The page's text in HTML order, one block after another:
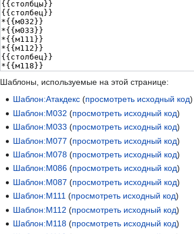
Шаблоны, используемые на этой странице:
Шаблон:Атакдекс (просмотреть исходный код)
Шаблон:М032 (просмотреть исходный код)
Шаблон:М033 (просмотреть исходный код)
Шаблон:М077 (просмотреть исходный код)
Шаблон:М078 (просмотреть исходный код)
Шаблон:М086 (просмотреть исходный код)
Шаблон:М087 (просмотреть исходный код)
Шаблон:М111 (просмотреть исходный код)
Шаблон:М112 (просмотреть исходный код)
Шаблон:М118 (просмотреть исходный код)